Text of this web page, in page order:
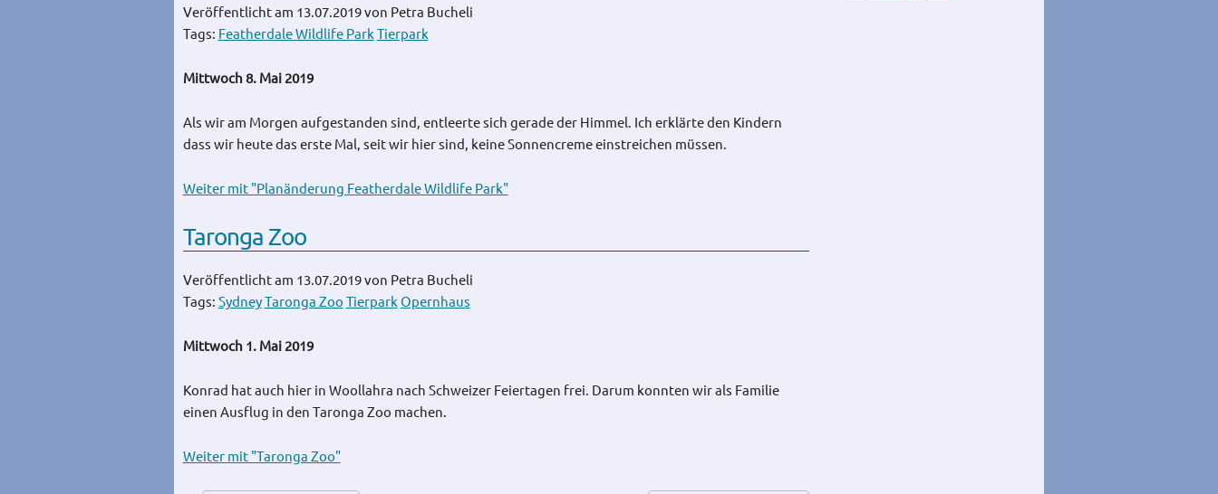
Veröffentlicht am 13.07.2019von Petra Bucheli
Tags: Featherdale Wildlife Park Tierpark
Mittwoch 8. Mai 2019
Als wir am Morgen aufgestanden sind, entleerte sich gerade der Himmel. Ich erklärte den Kindern
dass wir heute das erste Mal, seit wir hier sind, keine Sonnencreme einstreichen müssen.
Weiter mit "Planänderung Featherdale Wildlife Park"
Taronga Zoo
Veröffentlicht am 13.07.2019von Petra Bucheli
Tags: Sydney Taronga Zoo Tierpark Opernhaus
Mittwoch 1. Mai 2019
Konrad hat auch hier in Woollahra nach Schweizer Feiertagen frei. Darum konnten wir als Familie
einen Ausflug in den Taronga Zoo machen.
Weiter mit "Taronga Zoo"